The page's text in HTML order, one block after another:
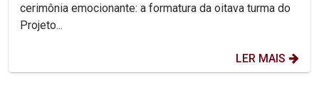
cerimônia emocionante: a formatura da oitava turma do
Projeto...
LER MAIS